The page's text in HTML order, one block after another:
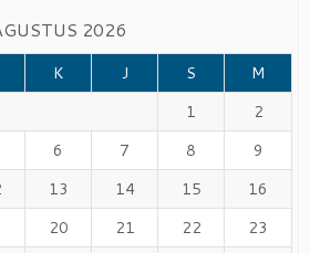
2026
K J S
M
1
2
6 7 8
9
13 14 15
16
20 21 22
23